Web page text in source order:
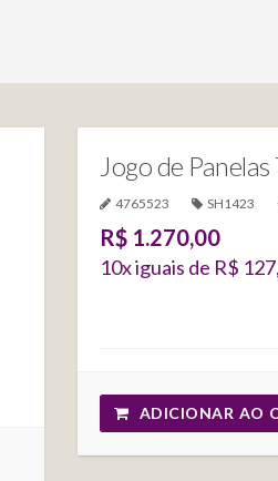
Jogo de
4765523 SH1423
R$ 1.270,00
10x iguais de R$
ADICIONAR AO